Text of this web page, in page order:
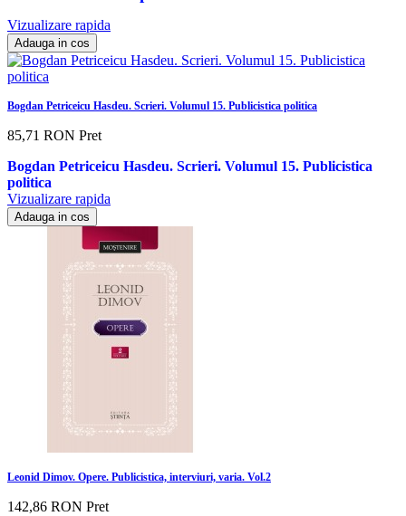
Vizualizare rapida
Adauga in cos
Bogdan Petriceicu Hasdeu. Scrieri. Volumul 15. Publicistica politica
85,71 RON Pret
Bogdan Petriceicu Hasdeu. Scrieri. Volumul 15. Publicistica
politica
Vizualizare rapida
Adauga in cos
Leonid Dimov. Opere. Publicistica, interviuri, varia. Vol.2
142,86 RON Pret